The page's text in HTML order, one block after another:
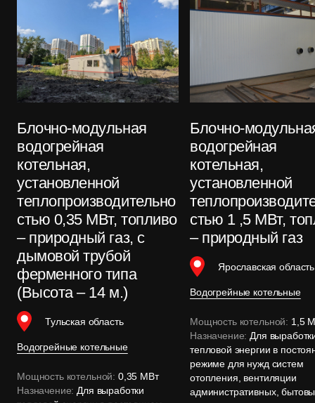
Блочно-модульная
водогрейная
котельная,
установленной
теплопроизводительно
стью 0,35 МВт, топливо
– природный газ, с
дымовой трубой
ферменного типа
(Высота – 14 м.)
Тульская область
Водогрейные котельные
Мощность котельной: 0,35 МВт
Назначение: Для выработки
Блочно-
водогрейная
котельная,
установленной
стью 1 ,5 МВт,
– природный газ
Ярославская область
Водогрейные котельные
Мощность котельной: 1,5
Назначение: Для
тепловой энергии в
режиме для нужд систем
отопления, вентиляции
административных,